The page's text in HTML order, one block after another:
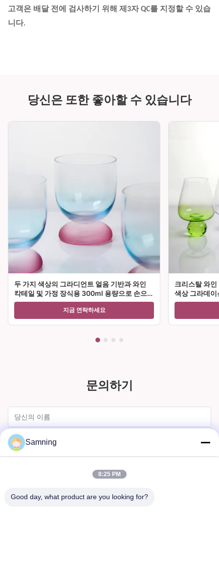
고객은 배달 전에 검사하기 위해 제3자 QC를 지정할 수 있습
니다.
당신은 또한 좋아할 수 있습니다
두 가지 색상의 그라디언트 얼음 기반과 와인
칵테일 및 가정 장식용 300ml 용량으로 손으로
불린 크리스탈 와인 유리 잔
지금 연락하세요
크리스탈 와
색상 그라데이
티 및 선물에
문의하기
Samning
8:25 PM
Good day, what product are you looking for?